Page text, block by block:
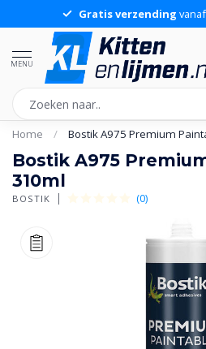
Gratis verzending
MENU
Home / Bostik A975 Premium
Bostik A975
310ml
BOSTIK (0)